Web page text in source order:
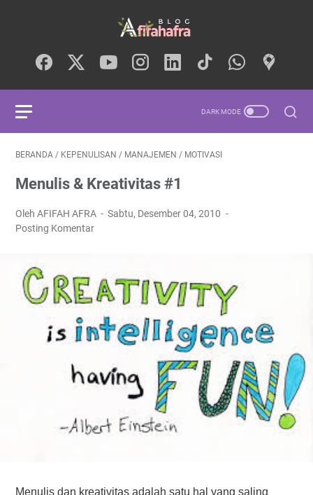
BERANDA / KEPENULISAN / MANAJEMEN / MOTIVASI
Menulis & Kreativitas #1
Oleh AFIFAH AFRA
Sabtu, Desember 04, 2010
Posting Komentar
Menulis dan kreativitas adalah satu hal yang saling